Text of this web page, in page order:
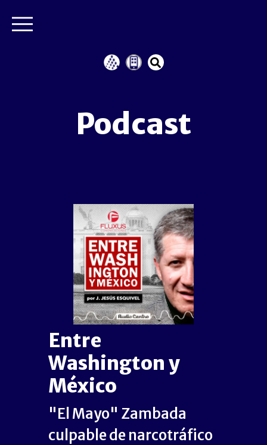
Podcast
Entre
Washington y
México
"El Mayo" Zambada
culpable de narcotráfico